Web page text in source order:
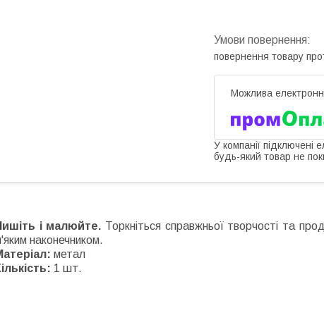
повернення товару
У компанії підключені
будь-який товар не
і малюйте. Торкніться справжньої творчості та
наконечником.
метал
1 шт.